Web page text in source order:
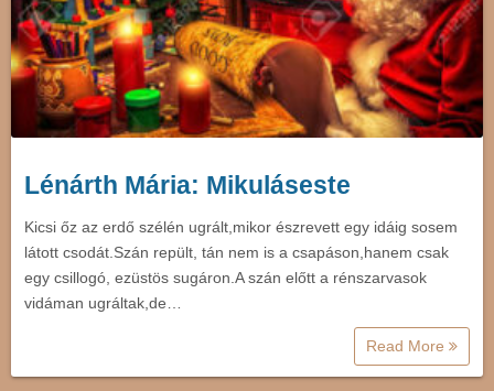
Lénárth Mária: Mikuláseste
Kicsi őz az erdő szélén ugrált,mikor észrevett egy idáig sosem
látott csodát.Szán repült, tán nem is a csapáson,hanem csak
egy csillogó, ezüstös sugáron.A szán előtt a rénszarvasok
vidáman ugráltak,de…
Read More